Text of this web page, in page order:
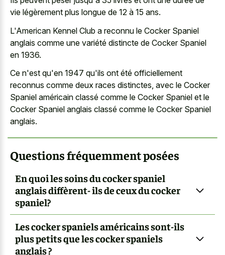
vie légèrement plus longue de 12 à 15 ans.
L'American Kennel Club a reconnu le Cocker Spaniel
anglais comme une variété distincte de Cocker Spaniel
en 1936.
Ce n'est qu'en 1947 qu'ils ont été officiellement
reconnus comme deux races distinctes, avec le Cocker
Spaniel américain classé comme le Cocker Spaniel et le
Cocker Spaniel anglais classé comme le Cocker Spaniel
anglais.
Questions fréquemment posées
En quoi les soins du cocker spaniel
anglais diffèrent- ils de ceux du cocker
spaniel?
Les cocker spaniels américains sont-ils
plus petits que les cocker spaniels
anglais ?